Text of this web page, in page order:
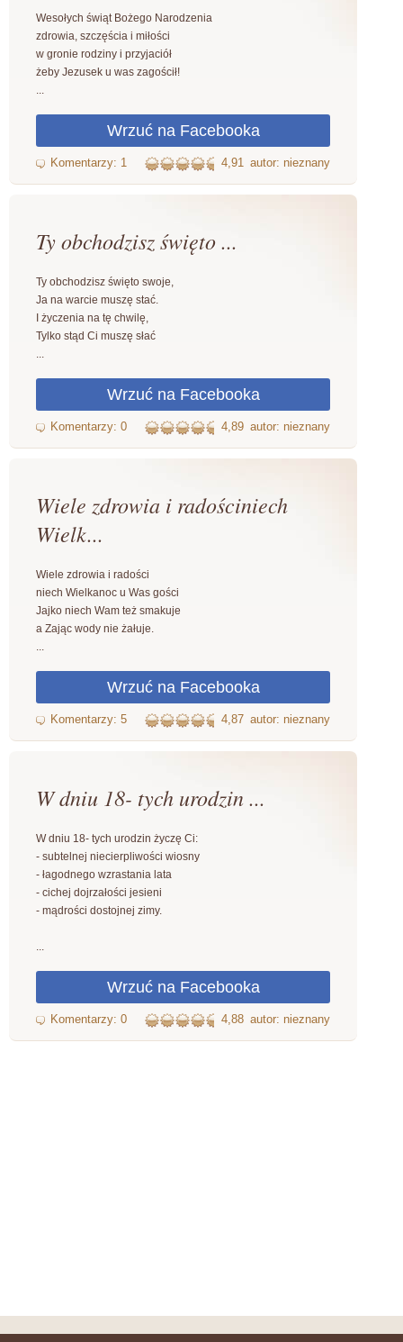
Wesołych świąt Bożego Narodzenia
zdrowia, szczęścia i miłości
w gronie rodziny i przyjaciół
żeby Jezusek u was zagościł!
...
4,91 autor: nieznany
Ty obchodzisz święto ...
Ty obchodzisz święto swoje,
Ja na warcie muszę stać.
I życzenia na tę chwilę,
Tylko stąd Ci muszę słać
...
4,89 autor: nieznany
Wiele zdrowia i radościniech
Wielk...
Wiele zdrowia i radości
niech Wielkanoc u Was gości
Jajko niech Wam też smakuje
a Zając wody nie żałuje.
...
4,87 autor: nieznany
W dniu 18- tych urodzin ...
W dniu 18- tych urodzin życzę Ci:
- subtelnej niecierpliwości wiosny
- łagodnego wzrastania lata
- cichej dojrzałości jesieni
- mądrości dostojnej zimy.
...
4,88 autor: nieznany